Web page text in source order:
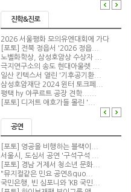
진학&진로
2026 서울평화 모의유엔대회에 가다
[포토] 전북 정읍서 '2026 정읍...
노벨화학상, 삼성호암상 수상자 ...
극지연구소의 송도 현대아울렛 ...
일산 킨텍스서 열린 '기후공기환...
삼성호암재단 2024 윈터 토크페...
평택 hy 야쿠르트 공장 견학......
[포토] 디저트 애호가들 몰린 '...
공연
[포토] 영공을 비행하는 블랙이...
서울시, 도심서 공연 '구석구석 ...
[포토] 경남 거제서 청소년 문화...
"뮤지컬같은 민요 공연&quo...
국민은행, 빈 심포니와 ‘KB 국민...